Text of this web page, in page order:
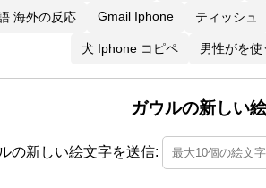
海外の反応 Gmail Iphone ティッシュ
犬 Iphone コピペ 男性がを使
ガウルの新しい
の新しい絵文字を送信: